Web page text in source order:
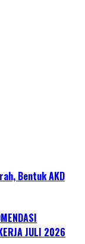
Bentuk AKD
JULI 2026